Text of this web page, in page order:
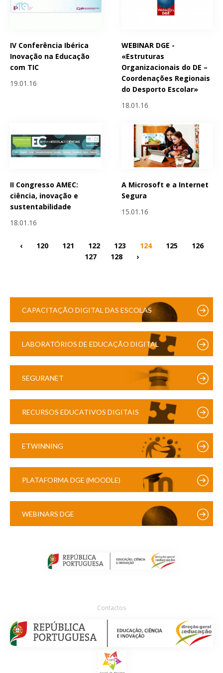
IV Conferência Ibérica
Inovação na Educação
com TIC
19.01.16
WEBINAR DGE -
«Estruturas
Organizacionais do DE –
Coordenações Regionais
do Desporto Escolar»
18.01.16
II Congresso AMEC:
ciência, inovação e
sustentabilidade
18.01.16
A Microsoft e a Internet
Segura
15.01.16
‹ 120 121 122 123 124 125
126
127
128 ›
CAPACITAÇÃO DIGITAL DAS ESCOLAS
LABORATÓRIOS DE EDUCAÇÃO DIGITAL
SEGURANET
RECURSOS EDUCATIVOS DIGITAIS
ETWINNING
PLATAFORMA DGE (MOODLE)
WEBINARS DGE
Contactos